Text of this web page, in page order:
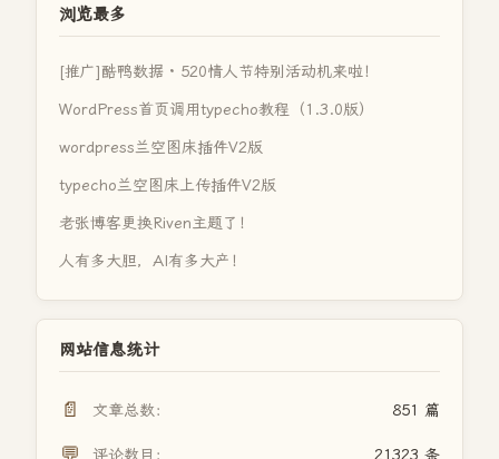
浏览最多
[推广]酷鸭数据 · 520情人节特别活动机来啦！
WordPress首页调用typecho教程（1.3.0版）
wordpress兰空图床插件V2版
typecho兰空图床上传插件V2版
老张博客更换Riven主题了！
人有多大胆，AI有多大产！
网站信息统计
📄 文章总数： 851 篇
💬 评论数目： 21323 条